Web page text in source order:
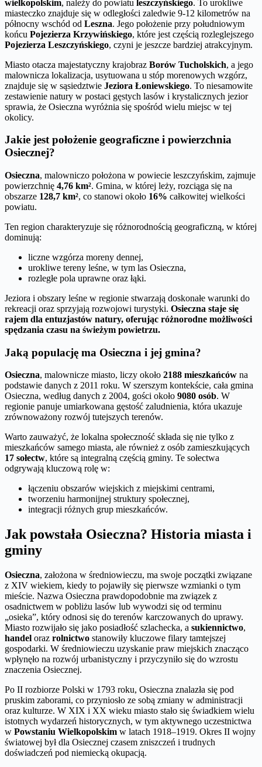
wielkopolskim, należy do powiatu leszczyńskiego. To urokliwe
miasteczko znajduje się w odległości zaledwie 9-12 kilometrów na
północny wschód od Leszna. Jego położenie przy południowym
końcu Pojezierza Krzywińskiego, które jest częścią rozleglejszego
Pojezierza Leszczyńskiego, czyni je jeszcze bardziej atrakcyjnym.
Miasto otacza majestatyczny krajobraz Borów Tucholskich, a jego
malownicza lokalizacja, usytuowana u stóp morenowych wzgórz,
znajduje się w sąsiedztwie Jeziora Łoniewskiego. To niesamowite
zestawienie natury w postaci gęstych lasów i krystalicznych jezior
sprawia, że Osieczna wyróżnia się spośród wielu miejsc w tej
okolicy.
Jakie jest położenie geograficzne i powierzchnia
Osiecznej?
Osieczna, malowniczo położona w powiecie leszczyńskim, zajmuje
powierzchnię 4,76 km². Gmina, w której leży, rozciąga się na
obszarze 128,7 km², co stanowi około 16% całkowitej wielkości
powiatu.
Ten region charakteryzuje się różnorodnością geograficzną, w której
dominują:
liczne wzgórza moreny dennej,
urokliwe tereny leśne, w tym las Osieczna,
rozległe pola uprawne oraz łąki.
Jeziora i obszary leśne w regionie stwarzają doskonałe warunki do
rekreacji oraz sprzyjają rozwojowi turystyki. Osieczna staje się
rajem dla entuzjastów natury, oferując różnorodne możliwości
spędzania czasu na świeżym powietrzu.
Jaką populację ma Osieczna i jej gmina?
Osieczna, malownicze miasto, liczy około 2188 mieszkańców na
podstawie danych z 2011 roku. W szerszym kontekście, cała gmina
Osieczna, według danych z 2004, gości około 9080 osób. W
regionie panuje umiarkowana gęstość zaludnienia, która ukazuje
zrównoważony rozwój tutejszych terenów.
Warto zauważyć, że lokalna społeczność składa się nie tylko z
mieszkańców samego miasta, ale również z osób zamieszkujących
17 sołectw, które są integralną częścią gminy. Te sołectwa
odgrywają kluczową rolę w:
łączeniu obszarów wiejskich z miejskimi centrami,
tworzeniu harmonijnej struktury społecznej,
integracji różnych grup mieszkańców.
Jak powstała Osieczna? Historia miasta i
gminy
Osieczna, założona w średniowieczu, ma swoje początki związane
z XIV wiekiem, kiedy to pojawiły się pierwsze wzmianki o tym
mieście. Nazwa Osieczna prawdopodobnie ma związek z
osadnictwem w pobliżu lasów lub wywodzi się od terminu
„osieka”, który odnosi się do terenów karczowanych do uprawy.
Miasto rozwijało się jako posiadłość szlachecka, a sukiennictwo,
handel oraz rolnictwo stanowiły kluczowe filary tamtejszej
gospodarki. W średniowieczu uzyskanie praw miejskich znacząco
wpłynęło na rozwój urbanistyczny i przyczyniło się do wzrostu
znaczenia Osiecznej.
Po II rozbiorze Polski w 1793 roku, Osieczna znalazła się pod
pruskim zaborami, co przyniosło ze sobą zmiany w administracji
oraz kulturze. W XIX i XX wieku miasto stało się świadkiem wielu
istotnych wydarzeń historycznych, w tym aktywnego uczestnictwa
w Powstaniu Wielkopolskim w latach 1918–1919. Okres II wojny
światowej był dla Osiecznej czasem zniszczeń i trudnych
doświadczeń pod niemiecką okupacją.